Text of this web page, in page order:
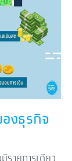
งธุรกิจ